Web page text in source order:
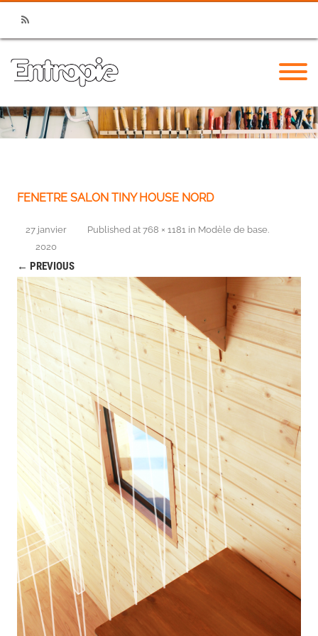
RSS
FENETRE SALON TINY HOUSE NORD
Published
27 janvier
2020
at 768 × 1181 in Modèle de base
← PREVIOUS